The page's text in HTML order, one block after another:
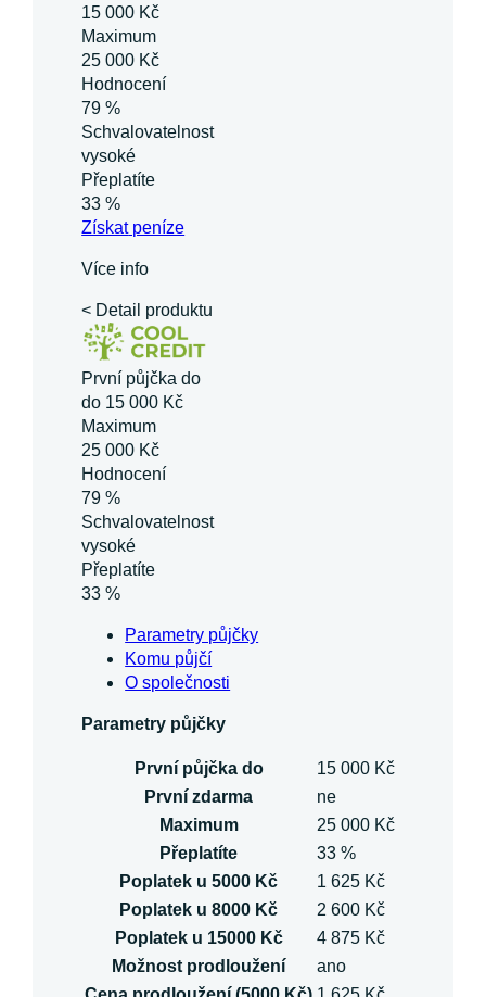
15 000 Kč
Maximum
25 000 Kč
Hodnocení
79 %
Schvalovatelnost
vysoké
Přeplatíte
33 %
Získatpeníze
Více info
< Detail produktu
První půjčka do
do 15 000 Kč
Maximum
25 000 Kč
Hodnocení
79 %
Schvalovatelnost
vysoké
Přeplatíte
33 %
Parametry půjčky
Komu půjčí
O společnosti
Parametry půjčky
První půjčka do
15 000 Kč
První zdarma
ne
Maximum
25 000 Kč
Přeplatíte
33 %
Poplatek u 5000 Kč
1 625 Kč
Poplatek u 8000 Kč
2 600 Kč
Poplatek u 15000 Kč
4 875 Kč
Možnost prodloužení
ano